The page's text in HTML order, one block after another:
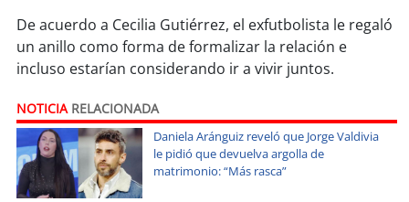
soyantofagasta
soy copiapó
soyvalparaíso
soyquillota
De acuerdo a Cecilia Gutiérrez, el exfutbolista le regaló
un anillo como forma de formalizar la relación e
incluso estarían considerando ir a vivir juntos.
NOTICIARELACIONADA
Daniela Aránguiz reveló que Jorge Valdivia
le pidió que devuelva argolla de
matrimonio: “Más rasca”